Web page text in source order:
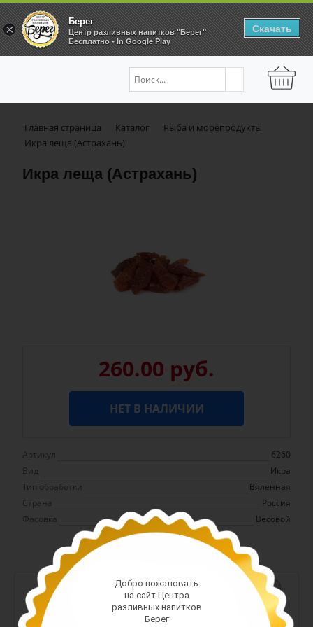
Главная страница Каталог
Рыба и морепродукты
Икра леща (Астрахань)
Икра леща (Астрахань)
260.00 руб.
НЕТ В НАЛИЧИИ
Артикул
6260
Вид
Икра
Тип обработки
Вяленная
Страна
Россия
Фасовка
Весовой
Арт. 13380
Добро пожаловать
на сайт Центра
разливных напитков
Берег
×
Берег
Центр разливных напитков "Берег"
Бесплатно - In Google Play
Скачать